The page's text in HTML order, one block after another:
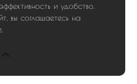
и удобство.
вы соглашаетесь на